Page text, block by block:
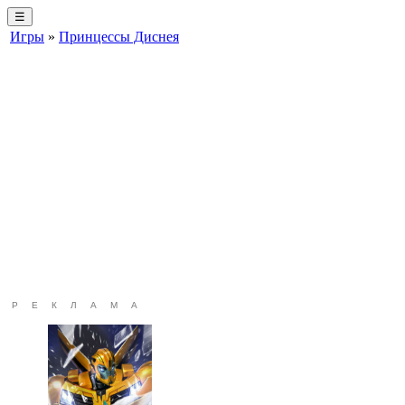
☰
Игры » Принцессы Диснея
РЕКЛАМА